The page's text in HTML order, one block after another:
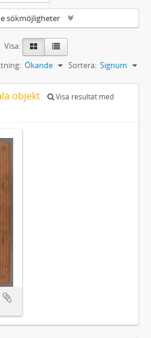
sökmöjligheter
Visa:
Sortera: Signum
Ökande
objekt
Visa resultat med